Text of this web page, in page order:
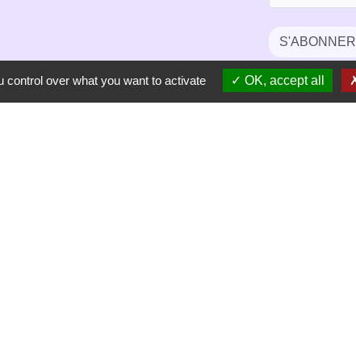
S'ABONNER
over what you want to activate OK, accept all